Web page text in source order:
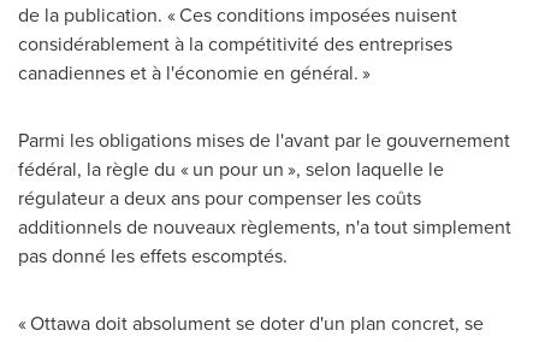
de la publication. « Ces conditions imposées nuisent
considérablement à la compétitivité des entreprises
canadiennes et à l'économie en général. »
Parmi les obligations mises de l'avant par le gouvernement
fédéral, la règle du « un pour un », selon laquelle le
régulateur a deux ans pour compenser les coûts
additionnels de nouveaux règlements, n'a tout simplement
pas donné les effets escomptés.
« Ottawa doit absolument se doter d'un plan concret, se